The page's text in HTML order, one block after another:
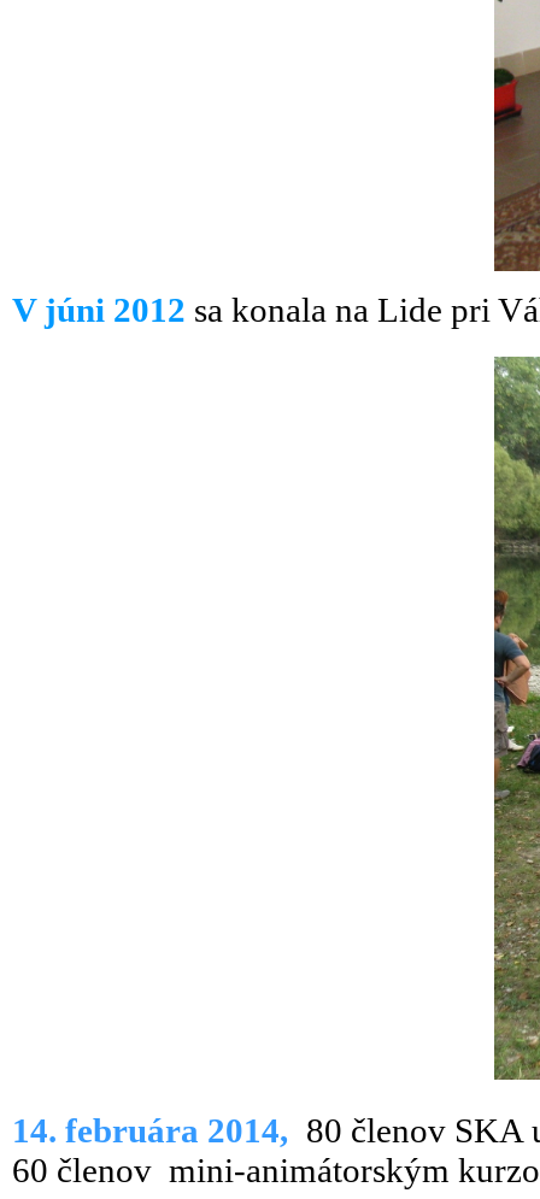
V júni 2012 sa konala na Lide pri
14. februára 2014, 80 členov SKA
60 členov mini-animátorským